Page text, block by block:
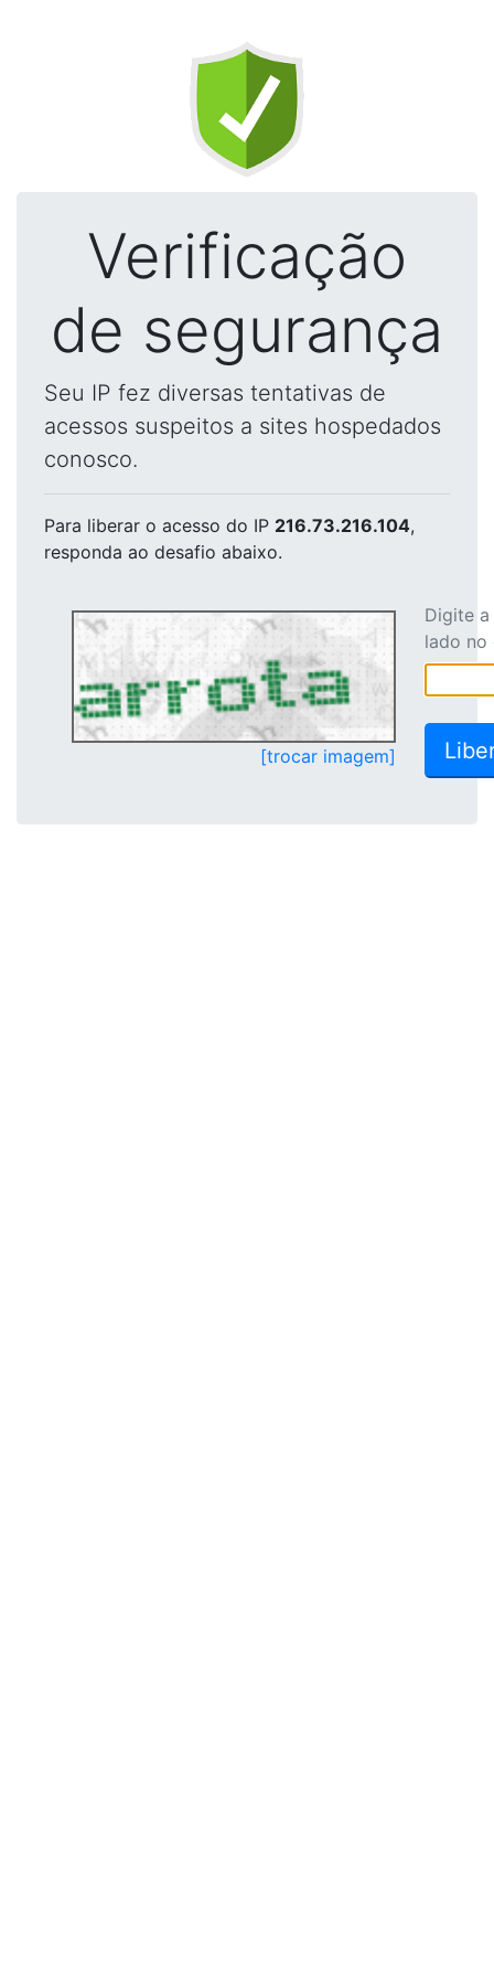
Verificação
de segurança
Seu IP fez diversas tentativas de
acessos suspeitos a sites hospedados
conosco.
Para liberar o acesso do IP 216.73.216.104,
responda ao desafio abaixo.
[trocar imagem]
Digite
lado no